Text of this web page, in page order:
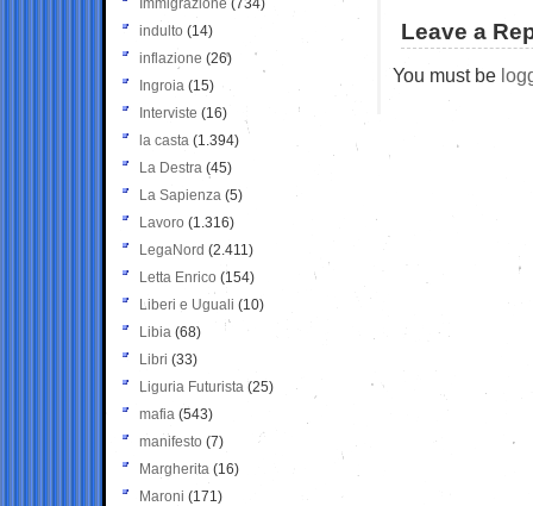
Leave a
You must be
Immigrazione (734)
indulto (14)
inflazione (26)
Ingroia (15)
Interviste (16)
la casta (1.394)
La Destra (45)
La Sapienza (5)
Lavoro (1.316)
LegaNord (2.411)
Letta Enrico (154)
Liberi e Uguali (10)
Libia (68)
Libri (33)
Liguria Futurista (25)
mafia (543)
manifesto (7)
Margherita (16)
Maroni (171)